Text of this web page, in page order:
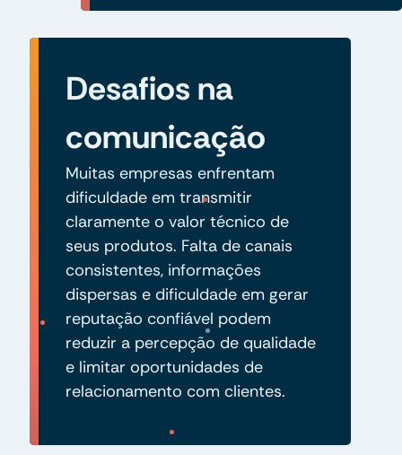
Desafios na
comunicação
Muitas empresas enfrentam
dificuldade em transmitir
claramente o valor técnico de
seus produtos. Falta de canais
consistentes, informações
dispersas e dificuldade em gerar
reputação confiável podem
reduzir a percepção de qualidade
e limitar oportunidades de
relacionamento com clientes.